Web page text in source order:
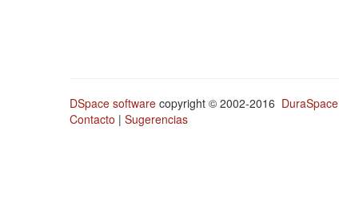
DSpace software copyright © 2002-2016 DuraSpace
Contacto | Sugerencias